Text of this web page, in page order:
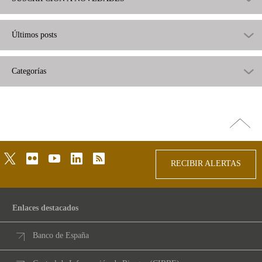
Últimos posts
Categorías
arriba
twitterflickr youtubelinkedinrss
RECIBIR ALERTAS
Enlaces destacados
Banco de España